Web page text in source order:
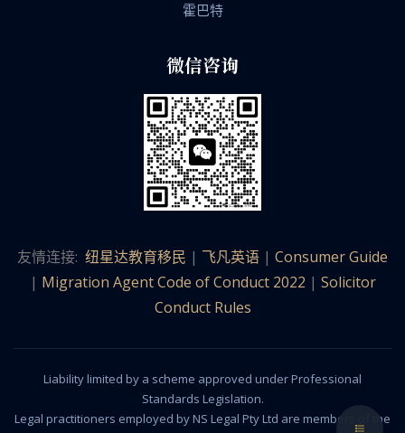
霍巴特
微信咨询
友情连接: 纽星达教育移民 | 飞凡英语 | Consumer Guide
| Migration Agent Code of Conduct 2022 | Solicitor
Conduct Rules
Liability limited by a scheme approved under Professional
Standards Legislation.
Legal practitioners employed by NS Legal Pty Ltd are members of the